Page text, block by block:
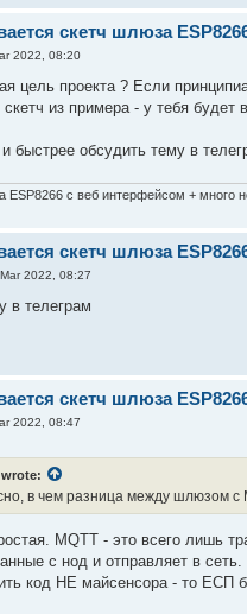
скетч шлюза
2022, 08:20
цель проекта ? Если
из примера - у тебя будет
быстрее обсудить тему в
ESP8266 с веб интерфейсом + много
скетч шлюза
2022, 08:27
в телеграм
скетч шлюза
2022, 08:47
wrote:
в чем разница между шлюзом
MQTT - это всего лишь
с нод и отправляет в
код НЕ майсенсора - то ЕСП